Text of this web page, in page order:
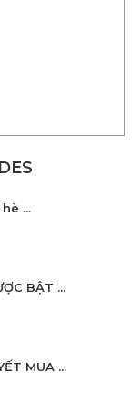
...
BẬT ...
MUA ...